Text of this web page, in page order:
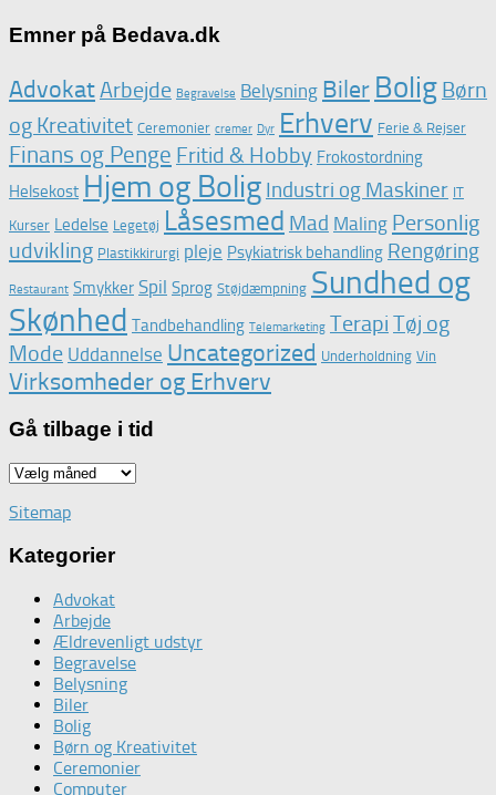
Emner på Bedava.dk
AdvokatArbejde Begravelse Belysning Biler Bolig Børn
og Kreativitet Ceremonier cremer Dyr Erhverv Ferie & Rejser
Finans og Penge Fritid & Hobby Frokostordning
Helsekost Hjem og Bolig Industri og Maskiner IT
Kurser Ledelse Legetøj Låsesmed Mad Maling Personlig
udvikling Plastikkirurgi pleje Psykiatrisk behandling Rengøring
Restaurant Smykker Spil Sprog Støjdæmpning Sundhed og
Skønhed Tandbehandling Telemarketing Terapi Tøj og
Mode Uddannelse Uncategorized Underholdning Vin
Virksomheder og Erhverv
Gå tilbage i tid
Gå
iSitemap
Kategorier
Advokat
Arbejde
Ældrevenligt udstyr
Begravelse
Belysning
Biler
Bolig
Børn og Kreativitet
Ceremonier
Computer